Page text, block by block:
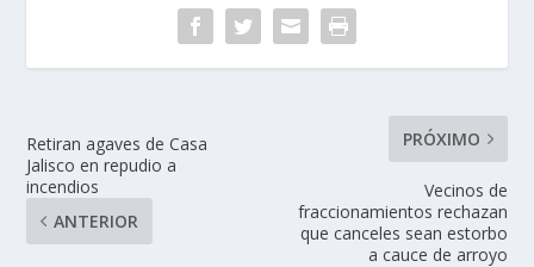
Retiran agaves de Casa
Jalisco en repudio a
incendios
ANTERIOR
PRÓXIMO
Vecinos de
fraccionamientos rechazan
que canceles sean estorbo
a cauce de arroyo